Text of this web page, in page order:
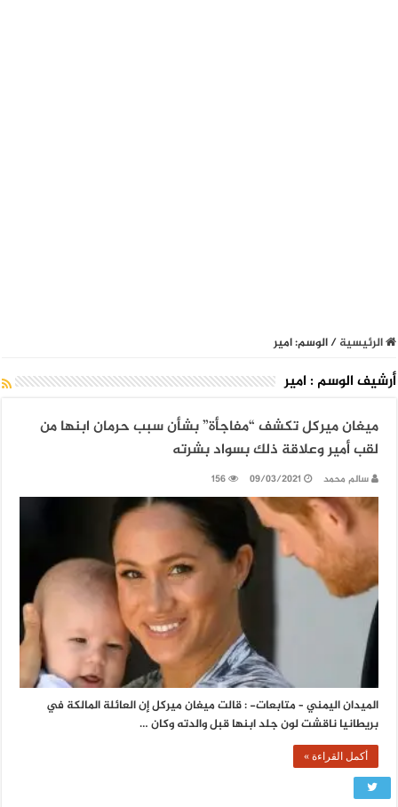
الرئيسية/الوسم:امير
أرشيف الوسم : امير
ميغان ميركل تكشف “مفاجأة” بشأن سبب حرمان ابنها من
لقب أمير وعلاقة ذلك بسواد بشرته
سالم محمد 09/03/2021
156
الميدان اليمني – متابعات- : قالت ميغان ميركل إن العائلة المالكة في
بريطانيا ناقشت لون جلد ابنها قبل والدته وكان …
أكمل القراءة »